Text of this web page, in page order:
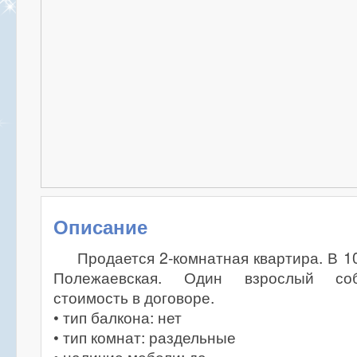
Описание
Продается 2-комнатная квартира. В
Полежаевская. Один взрослый
стоимость в договоре.
• тип балкона: нет
• тип комнат: раздельные